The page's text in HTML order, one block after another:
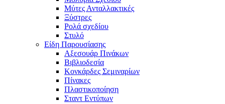
Μύτες Ανταλλακτικές
Ξύστρες
Ρολά σχεδίου
Στυλό
Είδη Παρουσίασης
Αξεσουάρ Πινάκων
Βιβλιοδεσία
Κονκάρδες Σεμιναρίων
Πίνακες
Πλαστικοποίηση
Σταντ Εντύπων